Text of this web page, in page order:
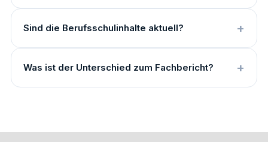
Sind die Berufsschulinhalte aktuell?
Was ist der Unterschied zum Fachbericht?